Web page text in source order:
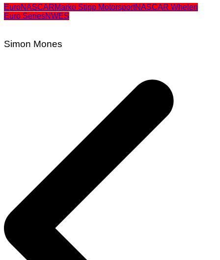
EuroNASCARMarko Stipp MotorsportNASCAR Whelen
Euro SeriesNWES
Simon Mones